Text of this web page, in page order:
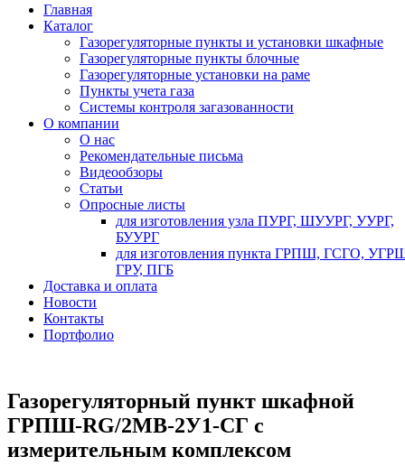
Главная
Каталог
Газорегуляторные пункты и установки шкафные
Газорегуляторные пункты блочные
Газорегуляторные установки на раме
Пункты учета газа
Системы контроля загазованности
О компании
О нас
Рекомендательные письма
Видеообзоры
Статьи
Опросные листы
для изготовления узла ПУРГ, ШУУРГ, УУРГ,
БУУРГ
для изготовления пункта ГРПШ, ГСГО,
ГРУ, ПГБ
Доставка и оплата
Новости
Контакты
Портфолио
Газорегуляторный пункт шкафной
ГРПШ-RG/2MB-2У1-СГ с
измерительным комплексом